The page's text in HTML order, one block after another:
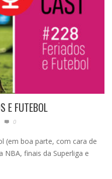
E FUTEBOL
0
(em boa parte, com cara de
NBA, finais da Superliga e